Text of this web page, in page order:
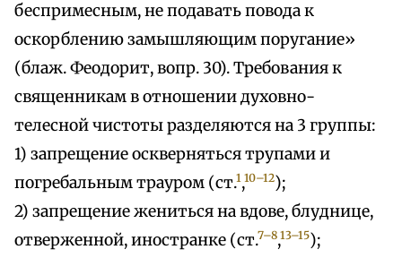
беспримесным, не подавать повода к
оскорблению замышляющим поругание»
(блаж. Феодорит, вопр. 30). Требования к
священникам в отношении духовно-
телесной чистоты разделяются на 3 группы:
1) запрещение оскверняться трупами и
погребальным трауром (ст.1,10–12);
2) запрещение жениться на вдове, блуднице,
отверженной, иностранке (ст.7–8,13–15);